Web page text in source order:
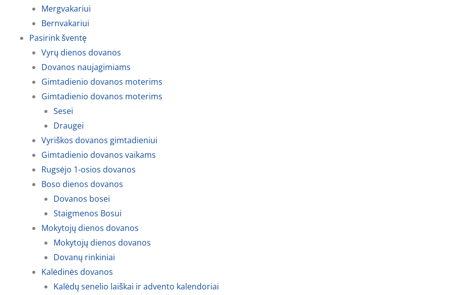
Mergvakariui
Bernvakariui
Pasirink šventę
Vyrų dienos dovanos
Dovanos naujagimiams
Gimtadienio dovanos moterims
Gimtadienio dovanos moterims
Sesei
Draugei
Vyriškos dovanos gimtadieniui
Gimtadienio dovanos vaikams
Rugsėjo 1-osios dovanos
Boso dienos dovanos
Dovanos bosei
Staigmenos Bosui
Mokytojų dienos dovanos
Mokytojų dienos dovanos
Dovanų rinkiniai
Kalėdinės dovanos
Kalėdų senelio laiškai ir advento kalendoriai